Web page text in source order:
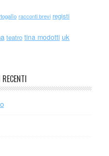
racconti brevi registi
teatro tina modotti uk